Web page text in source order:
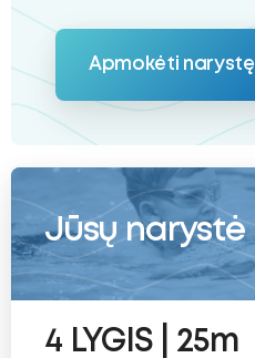
Apmokėti narystę
Jūsų narystė
4 LYGIS | 25m